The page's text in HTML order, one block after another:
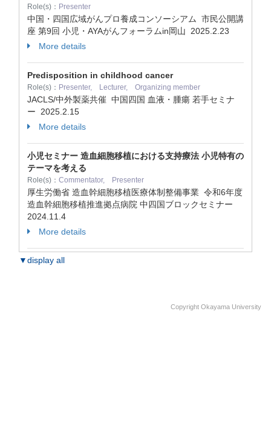
Role(s)： Presenter
中国・四国広域がんプロ養成コンソーシアム 市民公開講
座 第9回 小児・AYAがんフォーラムin岡山 2025.2.23
More details
Predisposition in childhood cancer
Role(s)： Presenter, Lecturer, Organizing member
JACLS/中外製薬共催 中国四国 血液・腫瘍 若手セミナ
ー 2025.2.15
More details
小児セミナー 造血細胞移植における支持療法 小児特有の
テーマを考える
Role(s)： Commentator, Presenter
厚生労働省 造血幹細胞移植医療体制整備事業 令和6年度
造血幹細胞移植推進拠点病院 中四国ブロックセミナー
2024.11.4
More details
▼display all
Copyright Okayama University